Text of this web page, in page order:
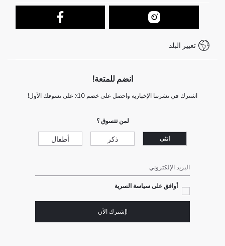
تتبع الشحنة
كيف يمكنك التسوق في ديفاكتو ؟
كيف تدفع في ديفاكتو؟
نموذج الاتصال
+212 525 076 633 خدمة العملاء
تغيير البلد
انضم للمتعة!
اشترك في نشرتنا الإخبارية واحصل على خصم 10٪ على تسوقك الأول!
لمن تتسوق ؟
انثى ذكر أطفال
البريد الإلكتروني
أوافق على سياسة السرية
!إشترك الآن